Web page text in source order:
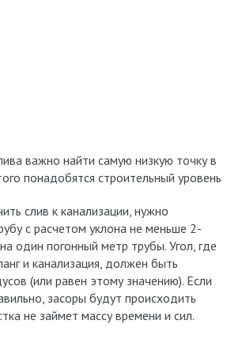
важно найти самую низкую точку в
понадобятся строительный уровень
слив к канализации, нужно
с расчетом уклона не меньше 2-
один погонный метр трубы. Угол, где
и канализация, должен быть
(или равен этому значению). Если
засоры будут происходить
не займет массу времени и сил.